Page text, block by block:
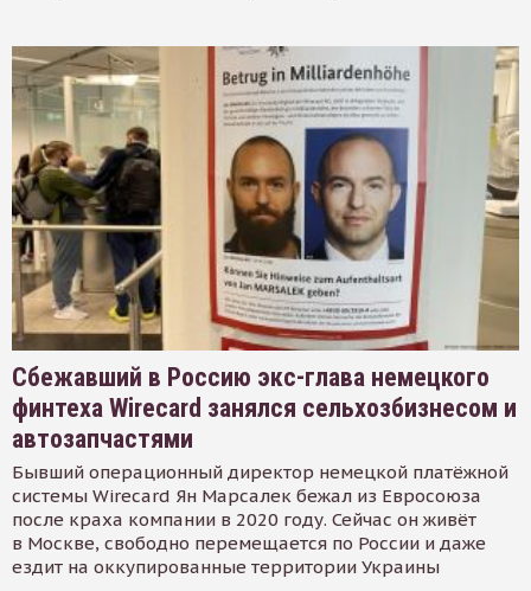
Сбежавший в Россию экс-глава немецкого
финтеха Wirecard занялся сельхозбизнесом и
автозапчастями
Бывший операционный директор немецкой платёжной
системы Wirecard Ян Марсалек бежал из Евросоюза
после краха компании в 2020 году. Сейчас он живёт
в Москве, свободно перемещается по России и даже
ездит на оккупированные территории Украины